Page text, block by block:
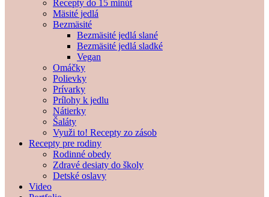
Recepty do 15 minút
Mäsité jedlá
Bezmäsité
Bezmäsité jedlá slané
Bezmäsité jedlá sladké
Vegan
Omáčky
Polievky
Prívarky
Prílohy k jedlu
Nátierky
Šaláty
Využi to! Recepty zo zásob
Recepty pre rodiny
Rodinné obedy
Zdravé desiaty do školy
Detské oslavy
Video